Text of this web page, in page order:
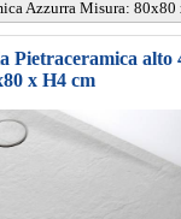
Azzurra Misura: 80x80
Pietraceramica
x H4 cm